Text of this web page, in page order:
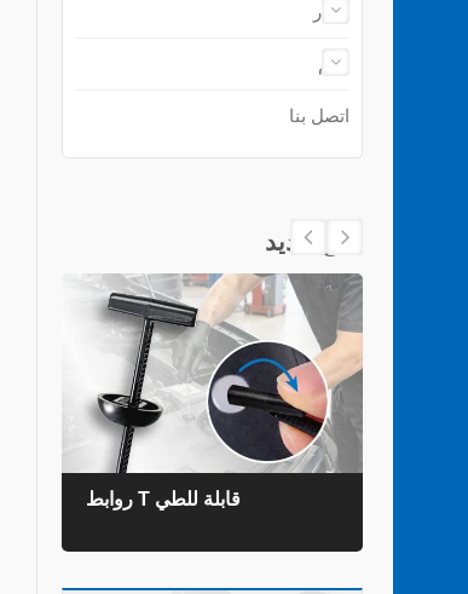
أخبار
دعم
اتصل بنا
منتج جديد
روابط T قابلة للطي